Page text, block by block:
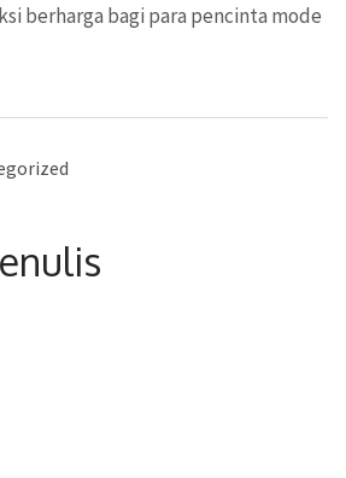
berharga bagi para pencinta mode